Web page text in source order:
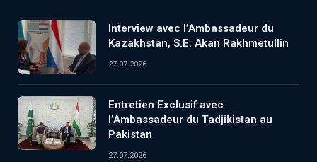
Interview avec l’Ambassadeur du
Kazakhstan, S.E. Akan Rakhmetullin
27.07.2026
Entretien Exclusif avec
l’Ambassadeur du Tadjikistan au
Pakistan
27.07.2026